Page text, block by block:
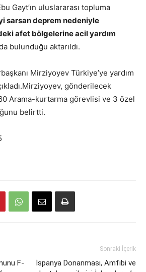
Gayt’ın uluslararası topluma
sarsan deprem nedeniyle
afet bölgelerine acil yardım
bulunduğu aktarıldı.
Mirziyoyev Türkiye’ye yardım
gönderilecek
Arama-kurtarma görevlisi ve 3 özel
belirtti.
F-
Sonraki İçerik
İspanya Donanması, Amfibi ve